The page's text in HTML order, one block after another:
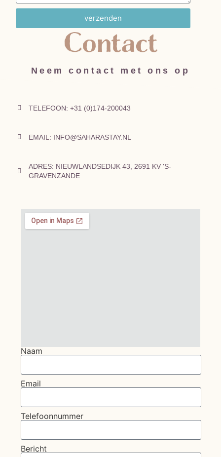
verzenden
Contact
Neem contact met ons op
TELEFOON: +31 (0)174-200043
EMAIL: INFO@SAHARASTAY.NL
ADRES: NIEUWLANDSEDIJK 43, 2691 KV 'S-
GRAVENZANDE
Naam
Email
Telefoonnummer
Bericht